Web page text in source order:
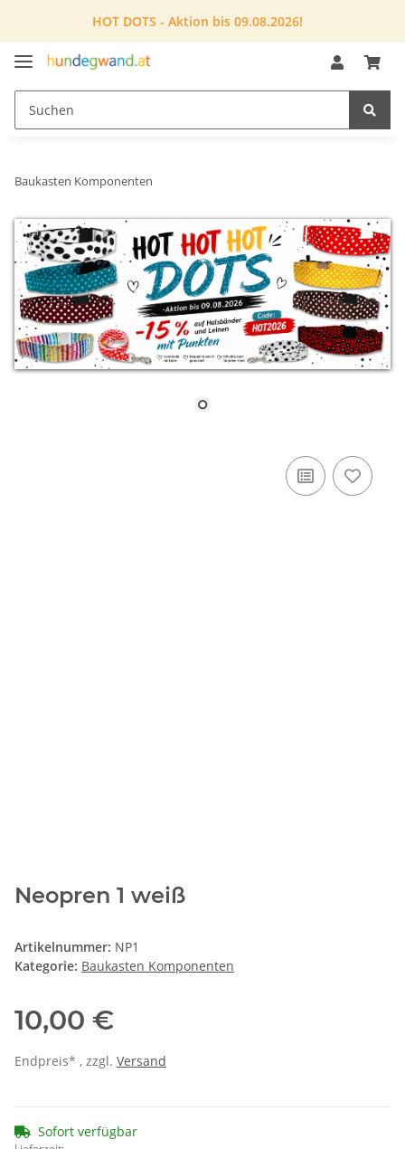
HOT DOTS - Aktion bis 09.08.2026!
Baukasten Komponenten
Neopren 1 weiß
Artikelnummer: NP1
Kategorie: Baukasten Komponenten
10,00 €
Endpreis* , zzgl. Versand
Sofort verfügbar